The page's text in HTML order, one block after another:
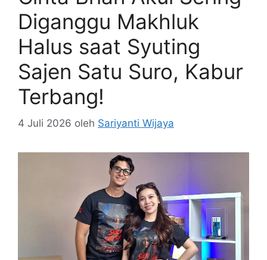
Diganggu Makhluk
Halus saat Syuting
Sajen Satu Suro, Kabur
Terbang!
4 Juli 2026 oleh Sariyanti Wijaya